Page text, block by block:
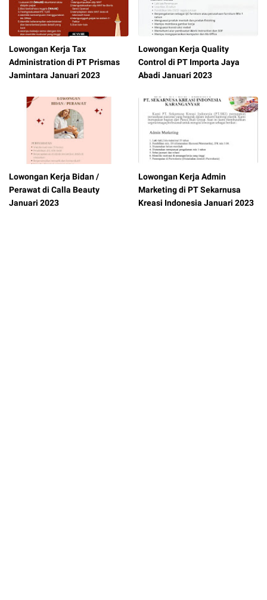
Lowongan Kerja Tax
Administration di PT Prismas
Jamintara Januari 2023
Lowongan Kerja Quality
Control di PT Importa Jaya
Abadi Januari 2023
Lowongan Kerja Bidan /
Perawat di Calla Beauty
Januari 2023
Lowongan Kerja Admin
Marketing di PT Sekarnusa
Kreasi Indonesia Januari 2023